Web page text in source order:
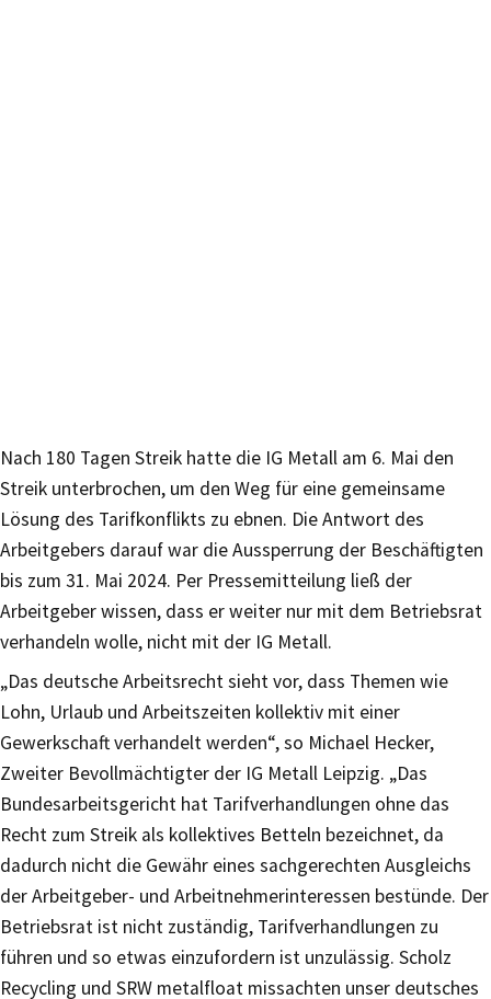
Nach 180 Tagen Streik hatte die IG Metall am 6. Mai den
Streik unterbrochen, um den Weg für eine gemeinsame
Lösung des Tarifkonflikts zu ebnen. Die Antwort des
Arbeitgebers darauf war die Aussperrung der Beschäftigten
bis zum 31. Mai 2024. Per Pressemitteilung ließ der
Arbeitgeber wissen, dass er weiter nur mit dem Betriebsrat
verhandeln wolle, nicht mit der IG Metall.
„Das deutsche Arbeitsrecht sieht vor, dass Themen wie
Lohn, Urlaub und Arbeitszeiten kollektiv mit einer
Gewerkschaft verhandelt werden“, so Michael Hecker,
Zweiter Bevollmächtigter der IG Metall Leipzig. „Das
Bundesarbeitsgericht hat Tarifverhandlungen ohne das
Recht zum Streik als kollektives Betteln bezeichnet, da
dadurch nicht die Gewähr eines sachgerechten Ausgleichs
der Arbeitgeber- und Arbeitnehmerinteressen bestünde. Der
Betriebsrat ist nicht zuständig, Tarifverhandlungen zu
führen und so etwas einzufordern ist unzulässig. Scholz
Recycling und SRW metalfloat missachten unser deutsches